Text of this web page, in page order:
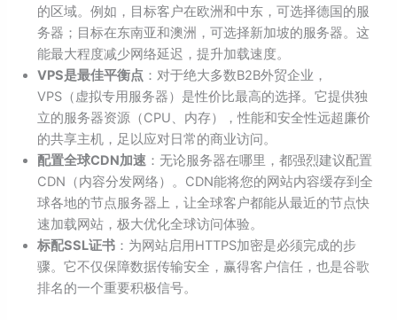
的区域。例如，目标客户在欧洲和中东，可选择德国的服
务器；目标在东南亚和澳洲，可选择新加坡的服务器。这
能最大程度减少网络延迟，提升加载速度。
VPS是最佳平衡点 ：对于绝大多数B2B外贸企业，
VPS（虚拟专用服务器）是性价比最高的选择。它提供独
立的服务器资源（CPU、内存），性能和安全性远超廉价
的共享主机，足以应对日常的商业访问。
配置全球CDN加速 ：无论服务器在哪里，都强烈建议配置
CDN（内容分发网络）。CDN能将您的网站内容缓存到全
球各地的节点服务器上，让全球客户都能从最近的节点快
速加载网站，极大优化全球访问体验。
标配SSL证书 ：为网站启用HTTPS加密是必须完成的步
骤。它不仅保障数据传输安全，赢得客户信任，也是谷歌
排名的一个重要积极信号。